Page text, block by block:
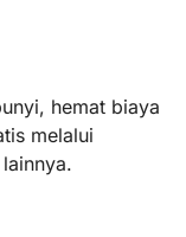
hemat biaya
melalui